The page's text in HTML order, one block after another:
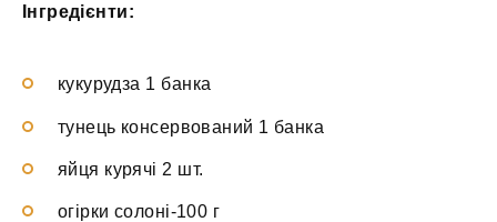
Інгредієнти:
кукурудза 1 банка
тунець консервований 1 банка
яйця курячі 2 шт.
огірки солоні-100 г